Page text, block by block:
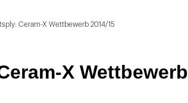
Ceram-X Wettbewerb 2014/15
X Wettbewerb